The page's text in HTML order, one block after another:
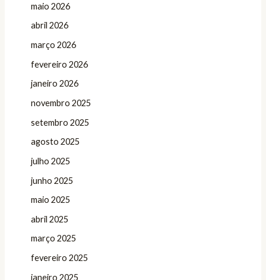
maio 2026
abril 2026
março 2026
fevereiro 2026
janeiro 2026
novembro 2025
setembro 2025
agosto 2025
julho 2025
junho 2025
maio 2025
abril 2025
março 2025
fevereiro 2025
janeiro 2025